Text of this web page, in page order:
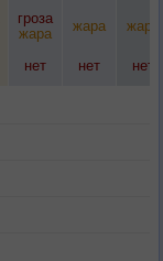
гроза
жара
жара жара
нет нет нет